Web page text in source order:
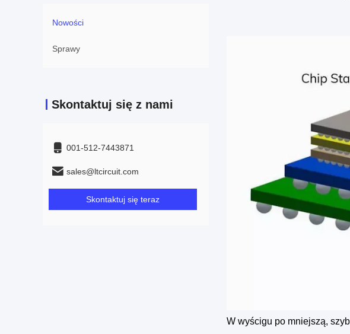
Nowości
Sprawy
Skontaktuj się z nami
001-512-7443871
sales@ltcircuit.com
Skontaktuj się teraz
W wyścigu po mniejszą,